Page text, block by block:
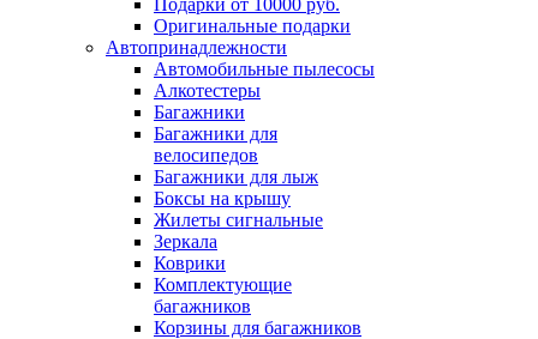
Оригинальные подарки
Автопринадлежности
Автомобильные пылесосы
Алкотестеры
Багажники
Багажники для
велосипедов
Багажники для лыж
Боксы на крышу
Жилеты сигнальные
Зеркала
Коврики
Комплектующие
багажников
Корзины для багажников